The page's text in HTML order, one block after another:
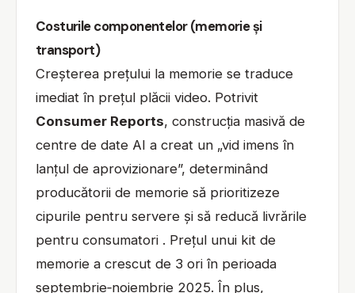
Costurile componentelor (memorie și
transport)
Creșterea prețului la memorie se traduce
imediat în prețul plăcii video. Potrivit
Consumer Reports, construcția masivă de
centre de date AI a creat un „vid imens în
lanțul de aprovizionare”, determinând
producătorii de memorie să prioritizeze
cipurile pentru servere și să reducă livrările
pentru consumatori . Prețul unui kit de
memorie a crescut de 3 ori în perioada
septembrie‑noiembrie 2025. În plus,